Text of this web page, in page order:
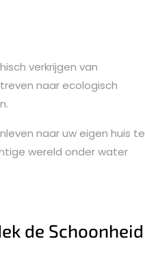
verkrijgen van
naar ecologisch
naar uw eigen huis te
wereld onder water
de Schoonheid